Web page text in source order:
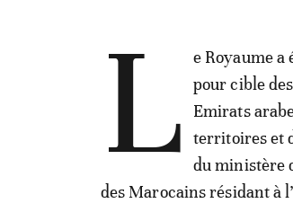
L
e Royaume a
pour cible
Emirats
territoires et
du ministère
des Marocains résidant à